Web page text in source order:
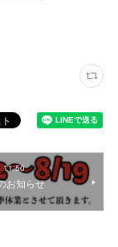
11:50
お知らせ